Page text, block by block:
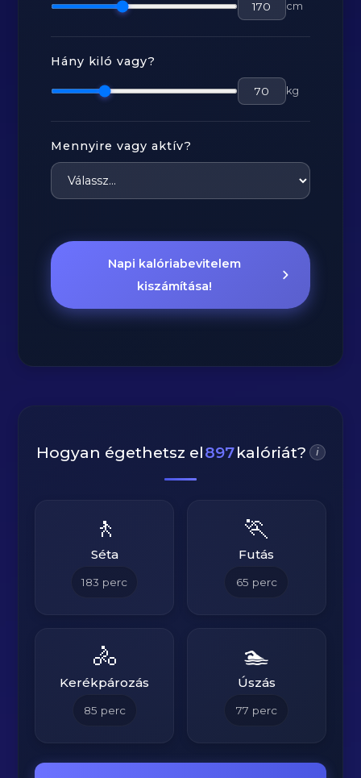
cm
Hány kiló vagy?
kg
Mennyire vagy aktív?
Napi kalóriabevitelem
kiszámítása!
Hogyan égethetsz el897kalóriát? i
🚶
Séta
183 perc
🏃
Futás
65 perc
🚴
Kerékpározás
85 perc
🏊
Úszás
77 perc